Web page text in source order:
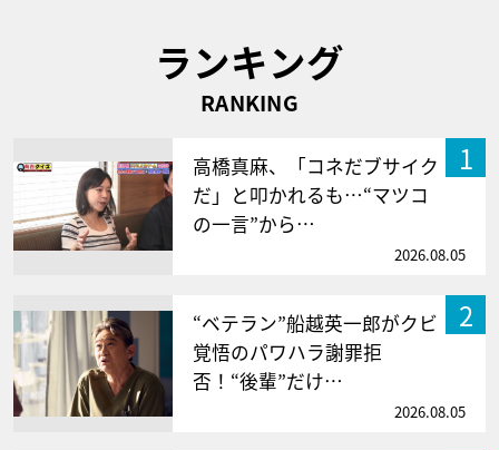
ランキング
RANKING
1
高橋真麻、「コネだブサイク
だ」と叩かれるも…“マツコ
の一言”から…
2026.08.05
2
“ベテラン”船越英一郎がクビ
覚悟のパワハラ謝罪拒
否！“後輩”だけ…
2026.08.05